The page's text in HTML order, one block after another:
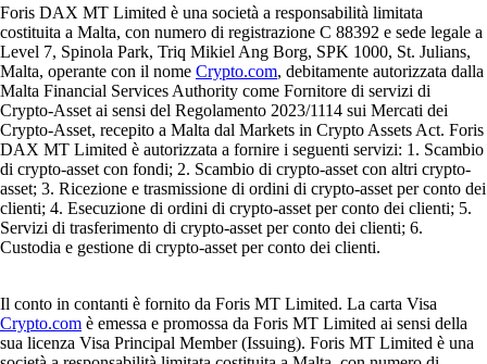
Foris DAX MT Limited è una società a responsabilità limitata
costituita a Malta, con numero di registrazione C 88392 e sede legale a
Level 7, Spinola Park, Triq Mikiel Ang Borg, SPK 1000, St. Julians,
Malta, operante con il nome Crypto.com, debitamente autorizzata dalla
Malta Financial Services Authority come Fornitore di servizi di
Crypto-Asset ai sensi del Regolamento 2023/1114 sui Mercati dei
Crypto-Asset, recepito a Malta dal Markets in Crypto Assets Act. Foris
DAX MT Limited è autorizzata a fornire i seguenti servizi: 1. Scambio
di crypto-asset con fondi; 2. Scambio di crypto-asset con altri crypto-
asset; 3. Ricezione e trasmissione di ordini di crypto-asset per conto dei
clienti; 4. Esecuzione di ordini di crypto-asset per conto dei clienti; 5.
Servizi di trasferimento di crypto-asset per conto dei clienti; 6.
Custodia e gestione di crypto-asset per conto dei clienti.
Il conto in contanti è fornito da Foris MT Limited. La carta Visa
Crypto.com è emessa e promossa da Foris MT Limited ai sensi della
sua licenza Visa Principal Member (Issuing). Foris MT Limited è una